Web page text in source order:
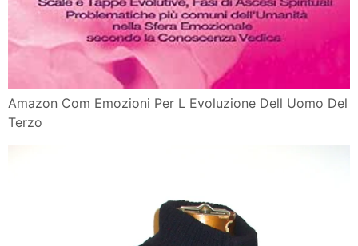
Amazon Com Emozioni Per L Evoluzione Dell Uomo Del
Terzo